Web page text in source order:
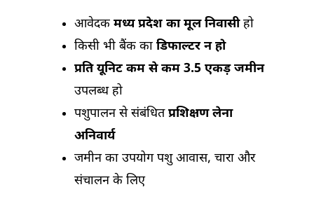
आवेदक मध्य प्रदेश का मूल निवासीहो
किसी भी बैंक का डिफाल्टर न हो
प्रति यूनिट कम से कम 3.5 एकड़ जमीन
उपलब्ध हो
पशुपालन से संबंधितप्रशिक्षण लेना
अनिवार्य
जमीन का उपयोग पशु आवास, चारा और
संचालन के लिए